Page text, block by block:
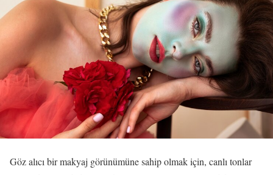
Göz alıcı bir makyaj görünümüne sahip olmak için, canlı tonlar